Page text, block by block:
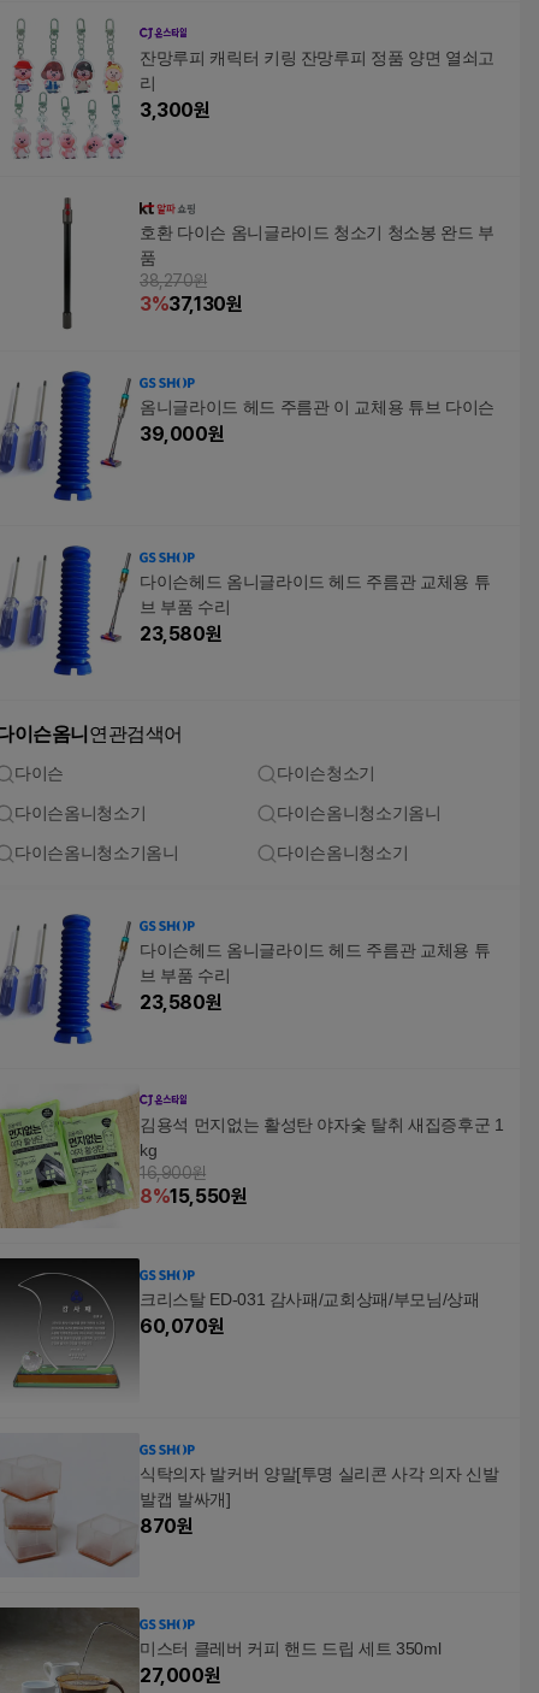
잔망루피 캐릭터 키링 잔망루피 정품 양면 열쇠고
리
3,300원
호환 다이슨 옴니글라이드 청소기 청소봉 완드 부
품
38,270원
3%37,130원
옴니글라이드 헤드 주름관 이 교체용 튜브 다이슨
39,000원
다이슨헤드 옴니글라이드 헤드 주름관 교체용 튜
브 부품 수리
23,580원
이슨옴니 연관검색어
다이슨 다이슨청소기
다이슨옴니청소기 다이슨옴니청소기옴니
다이슨옴니청소기옴니 다이슨옴니청소기
다이슨헤드 옴니글라이드 헤드 주름관 교체용 튜
브 부품 수리
23,580원
김용석 먼지없는 활성탄 야자숯 탈취 새집증후군 1
kg
16,900원
8%15,550원
크리스탈 ED-031 감사패/교회상패/부모님/상패
60,070원
식탁의자 발커버 양말[투명 실리콘 사각 의자 신발
발캡 발싸개]
870원
미스터 클레버 커피 핸드 드립 세트 350ml
27,000원